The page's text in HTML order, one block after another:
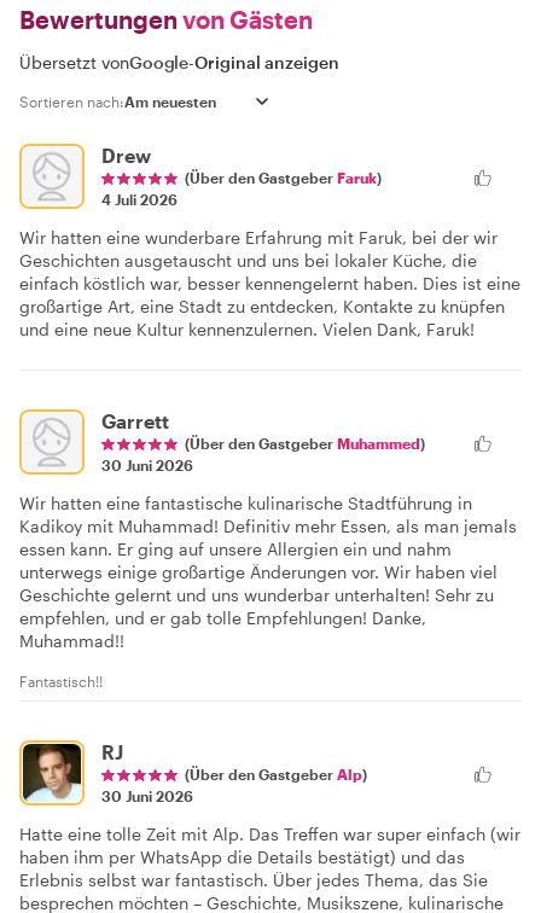
Bewertungen von Gästen
Übersetzt vonGoogle-Original anzeigen
Sortieren nach:
Drew
(Über den Gastgeber Faruk)
4 Juli 2026
Wir hatten eine wunderbare Erfahrung mit Faruk, bei der wir
Geschichten ausgetauscht und uns bei lokaler Küche, die
einfach köstlich war, besser kennengelernt haben. Dies ist eine
großartige Art, eine Stadt zu entdecken, Kontakte zu knüpfen
und eine neue Kultur kennenzulernen. Vielen Dank, Faruk!
Garrett
(Über den Gastgeber Muhammed)
30 Juni 2026
Wir hatten eine fantastische kulinarische Stadtführung in
Kadikoy mit Muhammad! Definitiv mehr Essen, als man jemals
essen kann. Er ging auf unsere Allergien ein und nahm
unterwegs einige großartige Änderungen vor. Wir haben viel
Geschichte gelernt und uns wunderbar unterhalten! Sehr zu
empfehlen, und er gab tolle Empfehlungen! Danke,
Muhammad!!
Fantastisch!!
RJ
(Über den Gastgeber Alp)
30 Juni 2026
Hatte eine tolle Zeit mit Alp. Das Treffen war super einfach (wir
haben ihm per WhatsApp die Details bestätigt) und das
Erlebnis selbst war fantastisch. Über jedes Thema, das Sie
besprechen möchten – Geschichte, Musikszene, kulinarische